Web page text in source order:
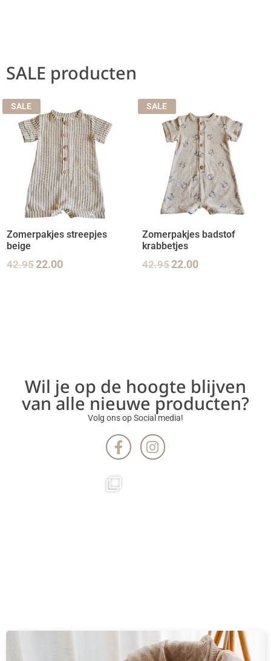
SALE producten
SALE
Zomerpakjes streepjes
beige
42.9522.00
SALE
Zomerpakjes badstof
krabbetjes
42.9522.00
Wil je op de hoogte blijven
van alle nieuwe producten?
Volg ons op Social media!